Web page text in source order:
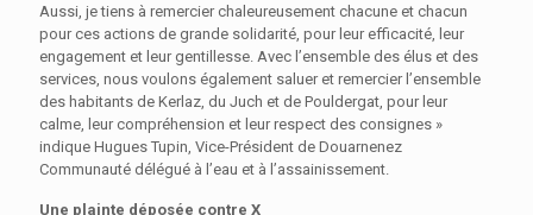
Aussi, je tiens à remercier chaleureusement chacune et chacun
pour ces actions de grande solidarité, pour leur efficacité, leur
engagement et leur gentillesse. Avec l’ensemble des élus et des
services, nous voulons également saluer et remercier l’ensemble
des habitants de Kerlaz, du Juch et de Pouldergat, pour leur
calme, leur compréhension et leur respect des consignes »
indique Hugues Tupin, Vice-Président de Douarnenez
Communauté délégué à l’eau et à l’assainissement.
Une plainte déposée contre X